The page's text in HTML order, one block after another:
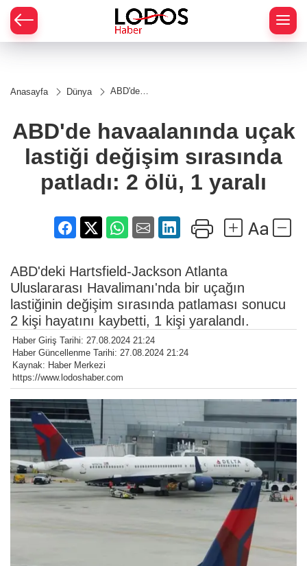
Anasayfa Dünya
ABD'de
sırasında
ölü, 1 yaralı
ABD'de havaalanında uçak
lastiği değişim sırasında
patladı: 2 ölü, 1 yaralı
ABD'deki Hartsfield-Jackson Atlanta
Uluslararası Havalimanı'nda bir uçağın
lastiğinin değişim sırasında patlaması sonucu
2 kişi hayatını kaybetti, 1 kişi yaralandı.
Haber Giriş Tarihi: 27.08.2024 21:24
Haber Güncellenme Tarihi: 27.08.2024 21:24
Kaynak: Haber Merkezi
https://www.lodoshaber.com